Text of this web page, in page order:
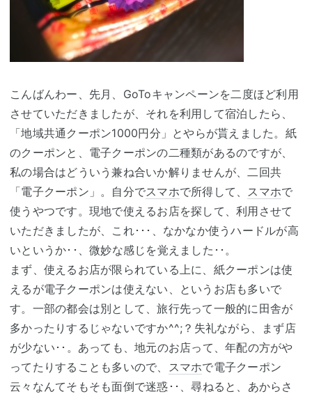
こんばんわー、先月、GoToキャンペーンを二度ほど利用
させていただきましたが、それを利用して宿泊したら、
「地域共通クーポン1000円分」とやらが貰えました。紙
のクーポンと、電子クーポンの二種類があるのですが、
私の場合はどういう兼ね合いか解りませんが、二回共
「電子クーポン」。自分でスマホで所得して、 スマホで
使うやつです。現地で使えるお店を探して、利用させて
いただきましたが、これ･･･、なかなか使うハードルが高
いというか･･、微妙な感じを覚えました･･。
まず、使えるお店が限られている上に、紙クーポンは使
えるが電子クーポンは使えない、というお店も多いで
す。一部の都会は別として、旅行先って一般的に田舎が
多かったりするじゃないですか^^;？失礼ながら、まず店
が少ない･･。あっても、地元のお店って、年配の方がや
ってたりすることも多いので、 スマホで電子クーポン
云々なんてそもそも面倒で迷惑･･、尋ねると、あからさ